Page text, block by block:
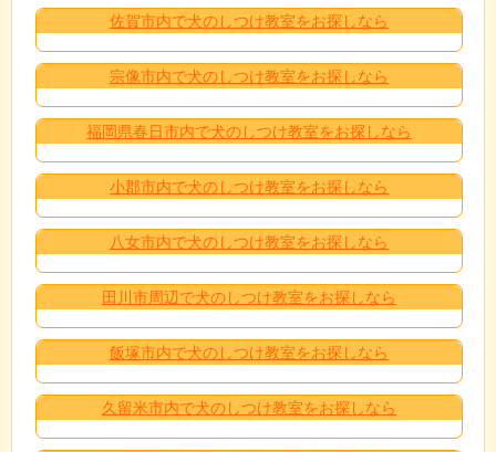
佐賀市内で犬のしつけ教室をお探しなら
宗像市内で犬のしつけ教室をお探しなら
福岡県春日市内で犬のしつけ教室をお探しなら
小郡市内で犬のしつけ教室をお探しなら
八女市内で犬のしつけ教室をお探しなら
田川市周辺で犬のしつけ教室をお探しなら
飯塚市内で犬のしつけ教室をお探しなら
久留米市内で犬のしつけ教室をお探しなら